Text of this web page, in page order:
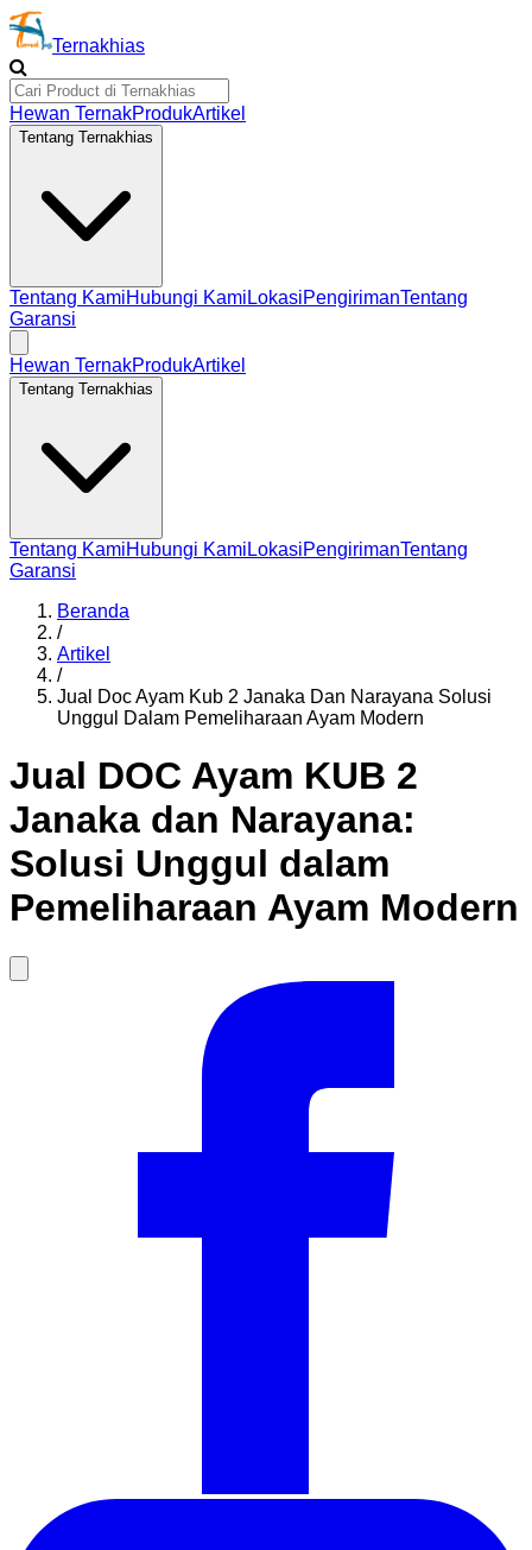
Ternakhias
Hewan TernakProdukArtikel
Tentang Ternakhias
Tentang KamiHubungi Kami LokasiPengirimanTentang
Garansi
Hewan TernakProdukArtikel
Tentang Ternakhias
Tentang KamiHubungi Kami LokasiPengirimanTentang
Garansi
Beranda
/
Artikel
/
Jual Doc Ayam Kub 2 Janaka Dan Narayana Solusi
Unggul Dalam Pemeliharaan Ayam Modern
Jual DOC Ayam KUB 2
Janaka dan Narayana:
Solusi Unggul dalam
Pemeliharaan Ayam Modern